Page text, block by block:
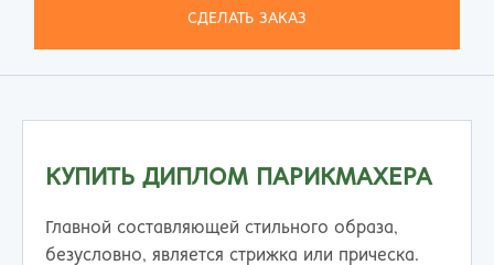
СДЕЛАТЬ ЗАКАЗ
КУПИТЬ ДИПЛОМ ПАРИКМАХЕРА
Главной составляющей стильного образа,
безусловно, является стрижка или прическа.